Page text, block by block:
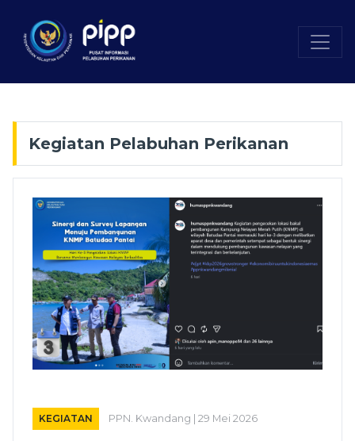
Kegiatan Pelabuhan Perikanan
KEGIATAN PPN. Kwandang | 29 Mei 2026